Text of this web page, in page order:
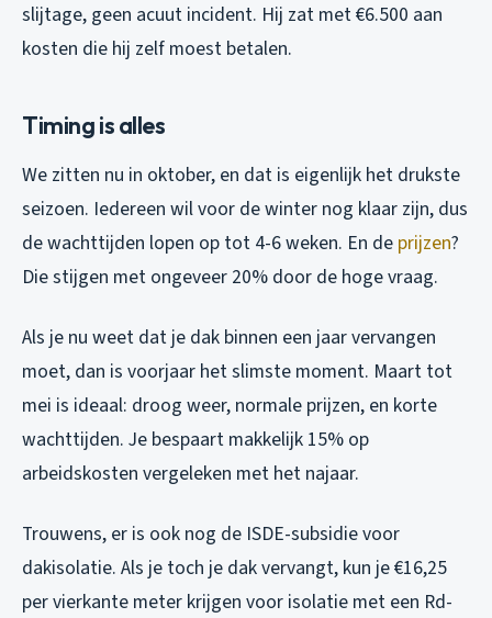
slijtage, geen acuut incident. Hij zat met €6.500 aan
kosten die hij zelf moest betalen.
Timing is alles
We zitten nu in oktober, en dat is eigenlijk het drukste
seizoen. Iedereen wil voor de winter nog klaar zijn, dus
de wachttijden lopen op tot 4-6 weken. En de prijzen?
Die stijgen met ongeveer 20% door de hoge vraag.
Als je nu weet dat je dak binnen een jaar vervangen
moet, dan is voorjaar het slimste moment. Maart tot
mei is ideaal: droog weer, normale prijzen, en korte
wachttijden. Je bespaart makkelijk 15% op
arbeidskosten vergeleken met het najaar.
Trouwens, er is ook nog de ISDE-subsidie voor
dakisolatie. Als je toch je dak vervangt, kun je €16,25
per vierkante meter krijgen voor isolatie met een Rd-